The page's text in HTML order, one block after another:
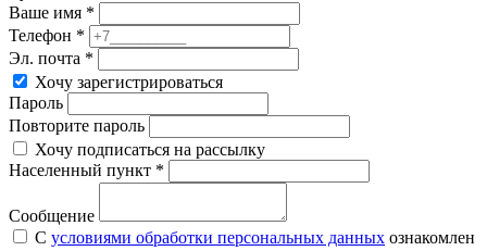
Ваше имя *
Телефон *
Эл. почта *
Хочу зарегистрироваться
Пароль
Повторите пароль
Хочу подписаться на рассылку
Населенный пункт *
Сообщение
С условиями обработки персональных данных ознакомлен